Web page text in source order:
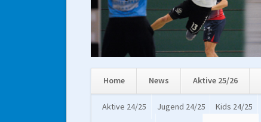
Home News Aktive 25/26
überspringen
Aktive 24/25 Jugend 24/25 Kids 24/25